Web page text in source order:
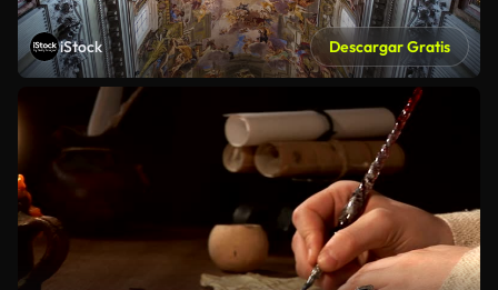
iStock Descargar Gratis